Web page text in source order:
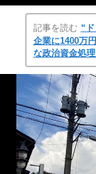
記事を読む “
企業に1400万
な政治資金処